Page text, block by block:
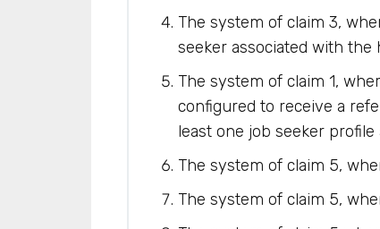
The system of claim 3,
seeker associated with
The system of claim 1,
configured to receive a
least one job seeker
The system of claim 5,
The system of claim 5,